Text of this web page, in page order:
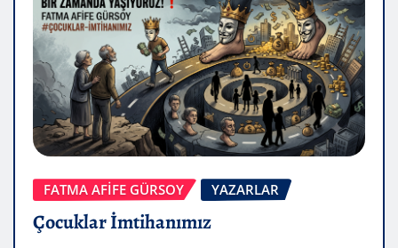
FATMA AFİFE GÜRSOY YAZARLAR
Çocuklar İmtihanımız